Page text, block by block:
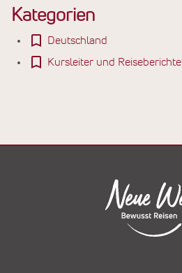
Kategorien
Deutschland
Kursleiter und Reiseberichte